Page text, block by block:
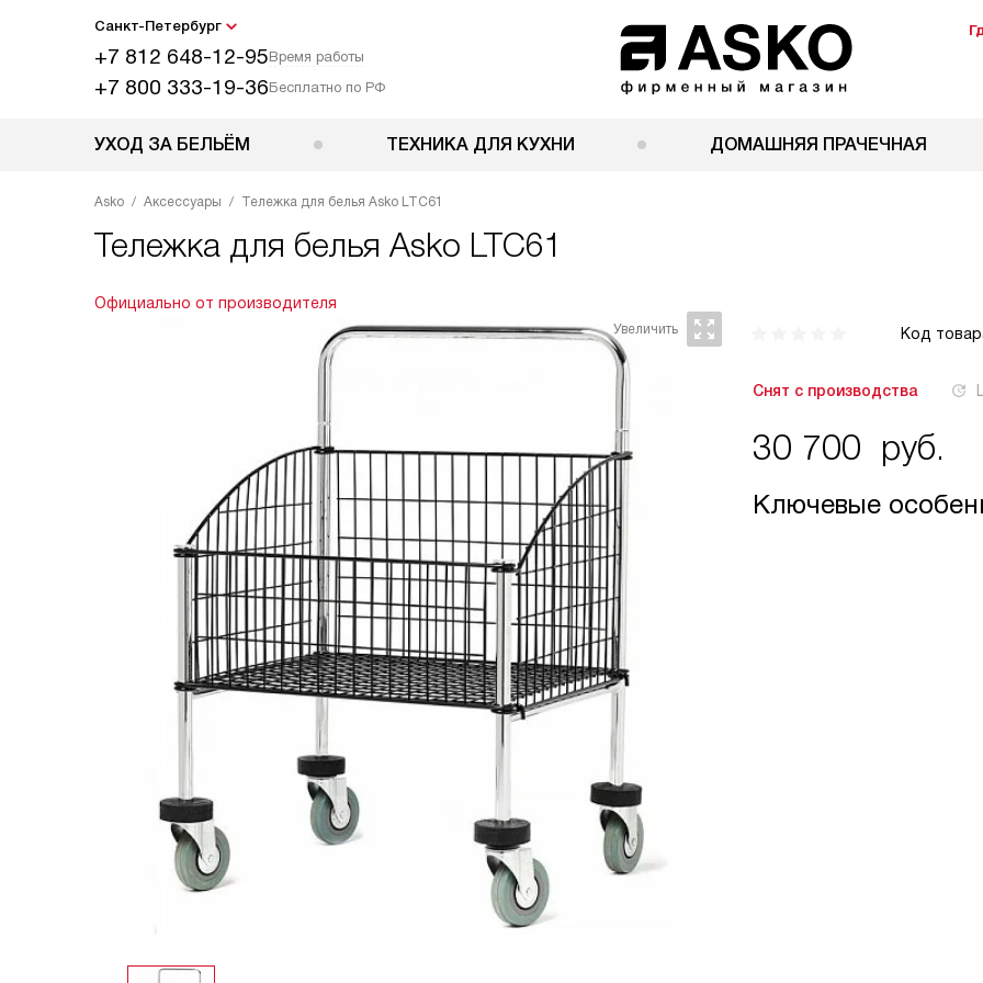
Санкт-Петербург
+7 812 648-12-95Время работы
+7 800 333-19-36Бесплатно по РФ
УХОД ЗА БЕЛЬЁМ ТЕХНИКА ДЛЯ КУХНИ ДОМАШНЯЯ ПРАЧЕЧНАЯ
Asko Аксессуары Тележка для белья Asko LTC61
Тележка для белья Asko LTC61
Официально от производителя
Код
Снят с производства
30 700 руб.
Ключевые